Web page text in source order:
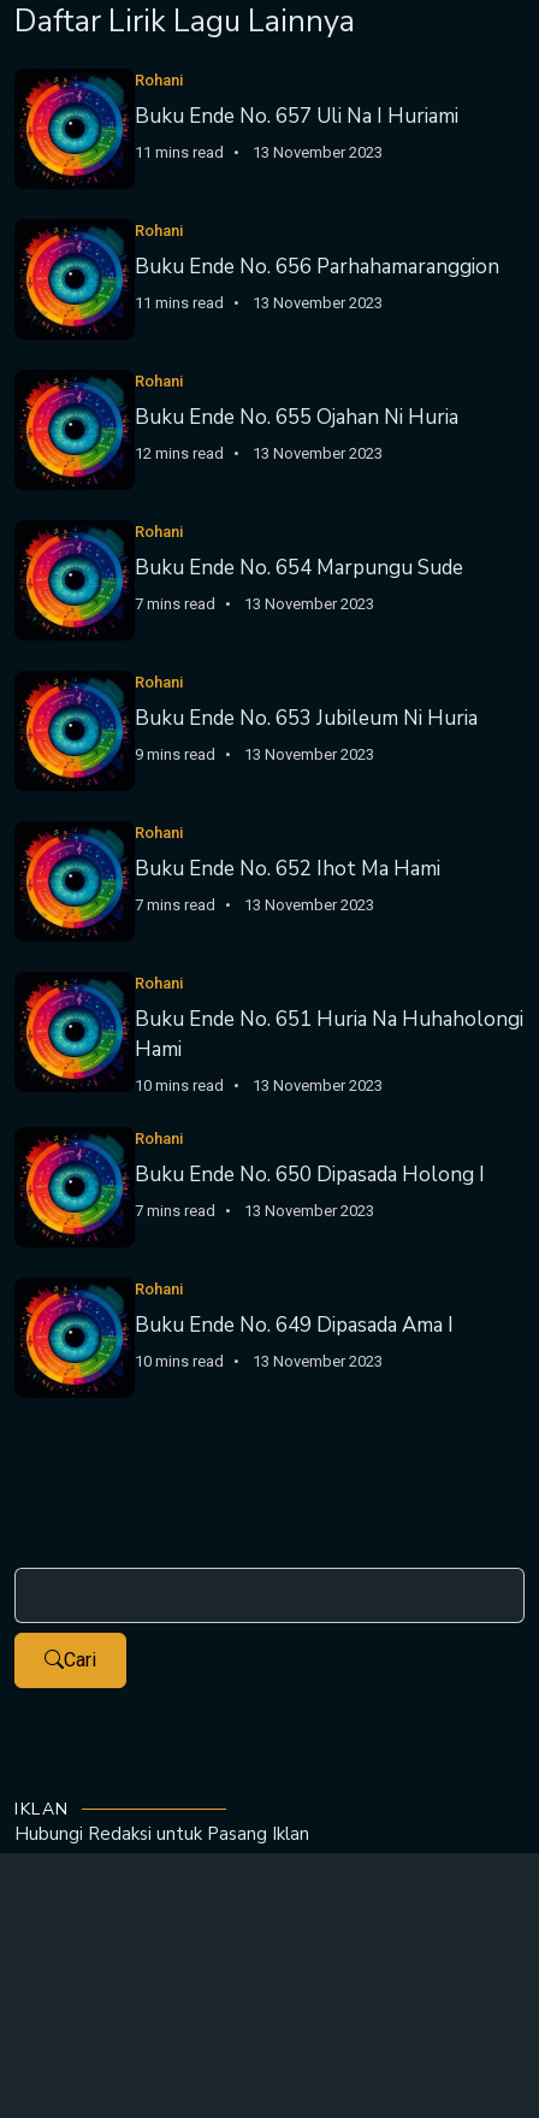
Daftar Lirik Lagu Lainnya
Rohani
Buku Ende No. 657 Uli Na I Huriami
11 mins read 13 November 2023
Rohani
Buku Ende No. 656 Parhahamaranggion
11 mins read 13 November 2023
Rohani
Buku Ende No. 655 Ojahan Ni Huria
12 mins read 13 November 2023
Rohani
Buku Ende No. 654 Marpungu Sude
7 mins read 13 November 2023
Rohani
Buku Ende No. 653 Jubileum Ni Huria
9 mins read 13 November 2023
Rohani
Buku Ende No. 652 Ihot Ma Hami
7 mins read 13 November 2023
Rohani
Buku Ende No. 651 Huria Na Huhaholongi
Hami
10 mins read 13 November 2023
Rohani
Buku Ende No. 650 Dipasada Holong I
7 mins read 13 November 2023
Rohani
Buku Ende No. 649 Dipasada Ama I
10 mins read 13 November 2023
Cari
IKLAN
Hubungi Redaksi untuk Pasang Iklan